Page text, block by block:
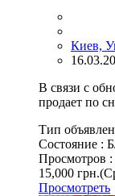
Киев,
В связи с
продает по
Тип
Состояние :
Просмотров :
15,000 грн.
Просмотреть